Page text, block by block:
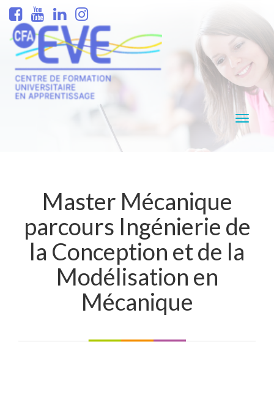
Master Mécanique
parcours Ingénierie de
la Conception et de la
Modélisation en
Mécanique